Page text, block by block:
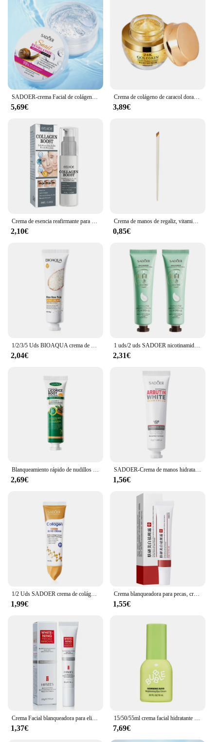
SADOER-crema Facial de colágeno de Caracol, Gel reafirmante, reparación, cremas faciales hidratantes brillantes, productos de belleza para el cuidado de la piel
5,69€
Crema de colágeno de caracol dorado de 24 quilates, hidratante y cuidado de la piel, Control de aceite esencial, producto de belleza Facial formulado para mujeres
3,89€
Crema de esencia reafirmante para el cuidado de la piel de las mujeres, suero iluminador facial con aumento de colágeno, desvanecimiento de líneas finas, 1/2 piezas, 30ml
2,10€
Crema de manos de regaliz, vitamina C, hidratante, nutritivo, duradero, suave, reparación, hidratante, cuidado de manos Natural en otoño e invierno 2024
0,85€
1/2/3/5 Uds BIOAQUA crema de manos de arroz blanco crema hidratante para manos nutritiva brillo hidratante manos cremas para el cuidado de la piel productos
2,04€
1 uds/2 uds SADOER nicotinamida crema de manos antisecado grietas hidratante brillo reparando cremas de manos para el cuidado de la piel de las manos
2,31€
Blanqueamiento rápido de nudillos oscuros, crema de manos iluminadora, Corrector de melanina, eliminador de manchas intensas, cosméticos para el cuidado de la piel 2024
2,69€
SADOER-Crema de manos hidratante, niacinamida Arbutin, nutritiva, no grasa, antigrietas, antiseca, cuidado de la piel, 1/2 piezas
1,56€
1/2 Uds SADOER crema de colágeno para manos piel Friming hidratante brillo cremas de manos hidratantes productos para el cuidado de la piel de las manos
1,99€
Crema blanqueadora para pecas, crema para eliminar manchas oscuras, antienvejecimiento, pigmentación, Melasma, ilumina la piel, 20g
1,55€
Crema Facial blanqueadora para eliminar pecas, elimina manchas negras, Melasma, manchas oscuras, depósitos de acné, nutre, ilumina la piel
1,37€
15/50/55ml crema facial hidratante de burbujas tóner facial/crema para ojos/spray reparación nutritiva piel seca cuidado diario 1 Uds
7,69€